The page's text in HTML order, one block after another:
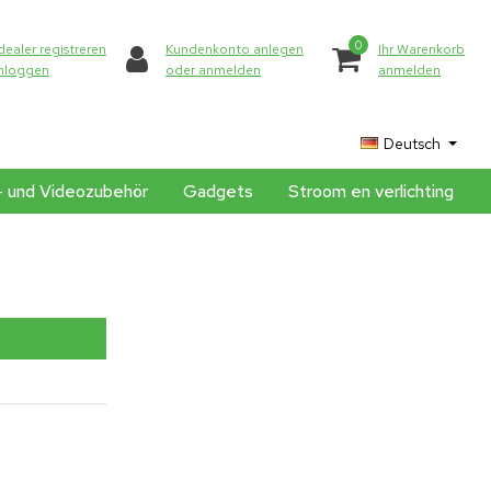
registreren
Kundenkonto anlegen
oder anmelden
0
Ihr Warenkorb
anmelden
Deutsch
und Videozubehör Gadgets Stroom en verlichting